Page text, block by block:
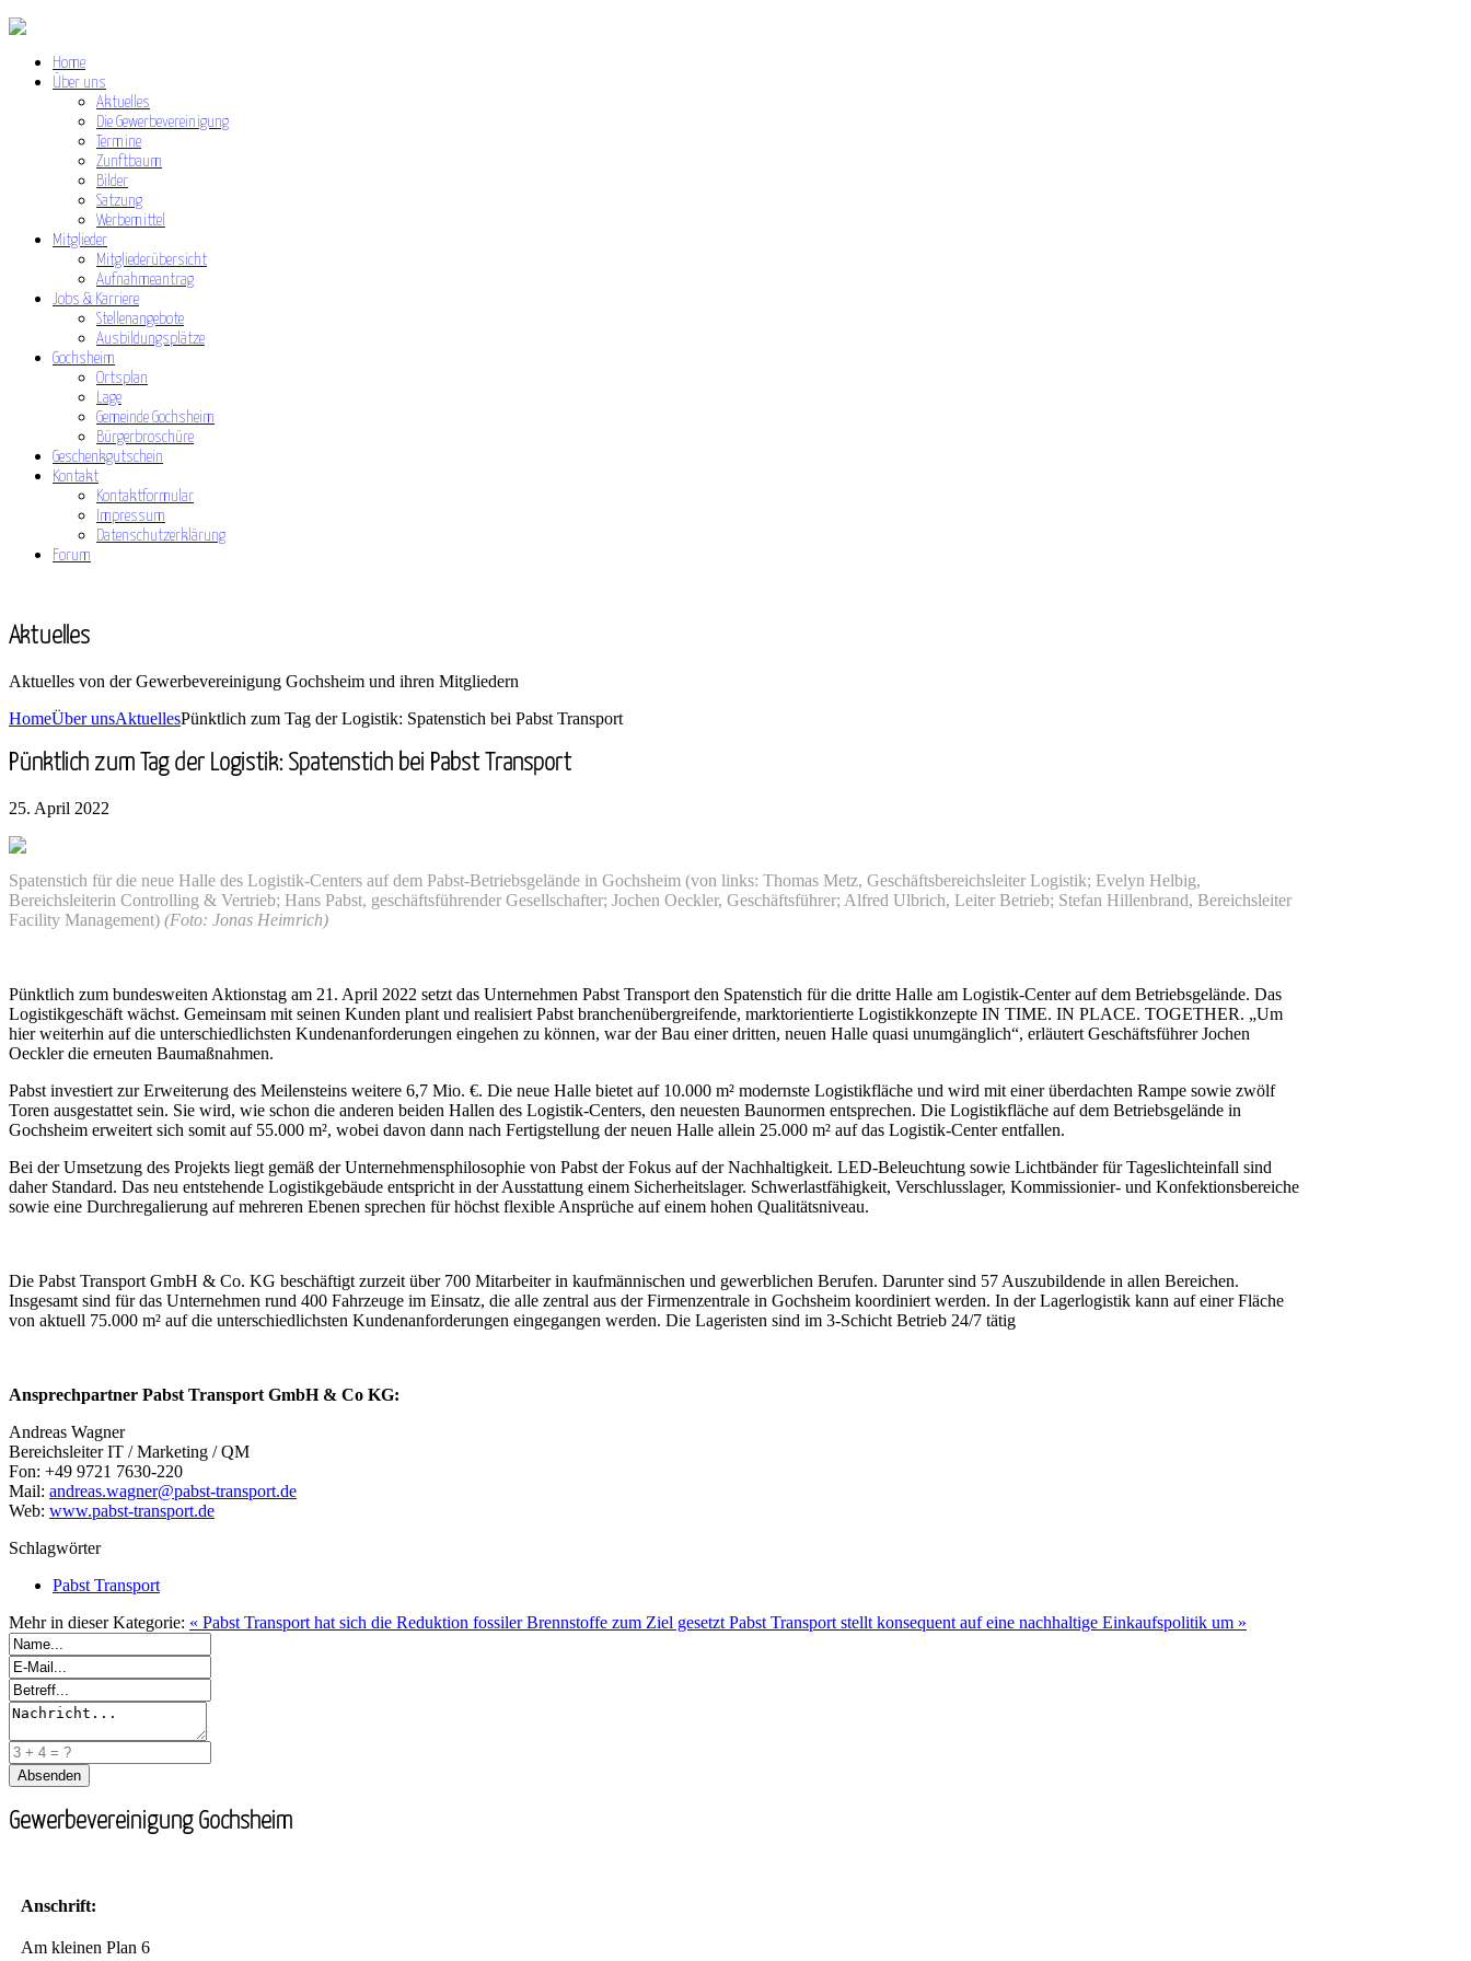
Home
Über uns
Aktuelles
Die Gewerbevereinigung
Termine
Zunftbaum
Bilder
Satzung
Werbemittel
Mitglieder
Mitgliederübersicht
Aufnahmeantrag
Jobs & Karriere
Stellenangebote
Ausbildungsplätze
Gochsheim
Ortsplan
Lage
Gemeinde Gochsheim
Bürgerbroschüre
Geschenkgutschein
Kontakt
Kontaktformular
Impressum
Datenschutzerklärung
Forum
Aktuelles
Aktuelles von der Gewerbevereinigung Gochsheim und ihren Mitgliedern
HomeÜber unsAktuellesPünktlich zum Tag der Logistik: Spatenstich bei Pabst Transport
Pünktlich zum Tag der Logistik: Spatenstich bei Pabst Transport
25. April 2022
Spatenstich für die neue Halle des Logistik-Centers auf dem Pabst-Betriebsgelände in Gochsheim (von links: Thomas Metz, Geschäftsbereichsleiter Logistik; Evelyn Helbig,
Bereichsleiterin Controlling & Vertrieb; Hans Pabst, geschäftsführender Gesellschafter; Jochen Oeckler, Geschäftsführer; Alfred Ulbrich, Leiter Betrieb; Stefan Hillenbrand, Bereichsleiter
Facility Management) (Foto: Jonas Heimrich)
Pünktlich zum bundesweiten Aktionstag am 21. April 2022 setzt das Unternehmen Pabst Transport den Spatenstich für die dritte Halle am Logistik-Center auf dem Betriebsgelände. Das
Logistikgeschäft wächst. Gemeinsam mit seinen Kunden plant und realisiert Pabst branchenübergreifende, marktorientierte Logistikkonzepte IN TIME. IN PLACE. TOGETHER. „Um
hier weiterhin auf die unterschiedlichsten Kundenanforderungen eingehen zu können, war der Bau einer dritten, neuen Halle quasi unumgänglich“, erläutert Geschäftsführer Jochen
Oeckler die erneuten Baumaßnahmen.
Pabst investiert zur Erweiterung des Meilensteins weitere 6,7 Mio. €. Die neue Halle bietet auf 10.000 m² modernste Logistikfläche und wird mit einer überdachten Rampe sowie zwölf
Toren ausgestattet sein. Sie wird, wie schon die anderen beiden Hallen des Logistik-Centers, den neuesten Baunormen entsprechen. Die Logistikfläche auf dem Betriebsgelände in
Gochsheim erweitert sich somit auf 55.000 m², wobei davon dann nach Fertigstellung der neuen Halle allein 25.000 m² auf das Logistik-Center entfallen.
Bei der Umsetzung des Projekts liegt gemäß der Unternehmensphilosophie von Pabst der Fokus auf der Nachhaltigkeit. LED-Beleuchtung sowie Lichtbänder für Tageslichteinfall sind
daher Standard. Das neu entstehende Logistikgebäude entspricht in der Ausstattung einem Sicherheitslager. Schwerlastfähigkeit, Verschlusslager, Kommissionier- und Konfektionsbereiche
sowie eine Durchregalierung auf mehreren Ebenen sprechen für höchst flexible Ansprüche auf einem hohen Qualitätsniveau.
Die Pabst Transport GmbH & Co. KG beschäftigt zurzeit über 700 Mitarbeiter in kaufmännischen und gewerblichen Berufen. Darunter sind 57 Auszubildende in allen Bereichen.
Insgesamt sind für das Unternehmen rund 400 Fahrzeuge im Einsatz, die alle zentral aus der Firmenzentrale in Gochsheim koordiniert werden. In der Lagerlogistik kann auf einer Fläche
von aktuell 75.000 m² auf die unterschiedlichsten Kundenanforderungen eingegangen werden. Die Lageristen sind im 3-Schicht Betrieb 24/7 tätig
Ansprechpartner Pabst Transport GmbH & Co KG:
Andreas Wagner
Bereichsleiter IT / Marketing / QM
Fon: +49 9721 7630-220
Mail: andreas.wagner@pabst-transport.de
Web: www.pabst-transport.de
Schlagwörter
Pabst Transport
Mehr in dieser Kategorie: « Pabst Transport hat sich die Reduktion fossiler Brennstoffe zum Ziel gesetzt Pabst Transport stellt konsequent auf eine nachhaltige Einkaufspolitik um »
Gewerbevereinigung Gochsheim
Anschrift:
Am kleinen Plan 6